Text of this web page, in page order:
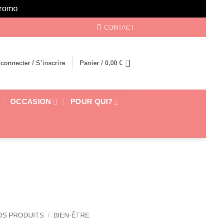
CONTACT
/ S’inscrire Panier / 0,00 €
OCCASION POUR QUI?
PRODUITS / BIEN-ÊTRE